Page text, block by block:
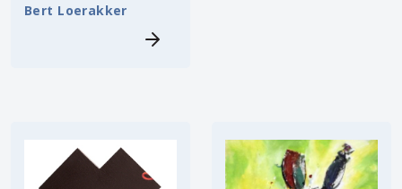
Bert Loerakker